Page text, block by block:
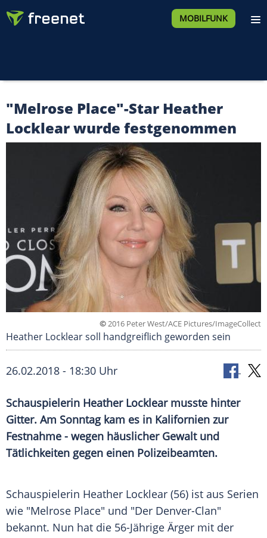
MOBILFUNK
"Melrose Place"-Star Heather
Locklear wurde festgenommen
©2016 Peter West/ACE Pictures/ImageCollect
Heather Locklear soll handgreiflich geworden sein
26.02.2018 - 18:30 Uhr
Schauspielerin Heather Locklearmusste hinter
Gitter. Am Sonntag kam es in Kalifornien zur
Festnahme - wegen häuslicher Gewalt und
Tätlichkeiten gegen einen Polizeibeamten.
Schauspielerin Heather Locklear (56) ist aus Serien
wie "Melrose Place" und "Der Denver-Clan"
bekannt. Nun hat die 56-Jährige Ärger mit der